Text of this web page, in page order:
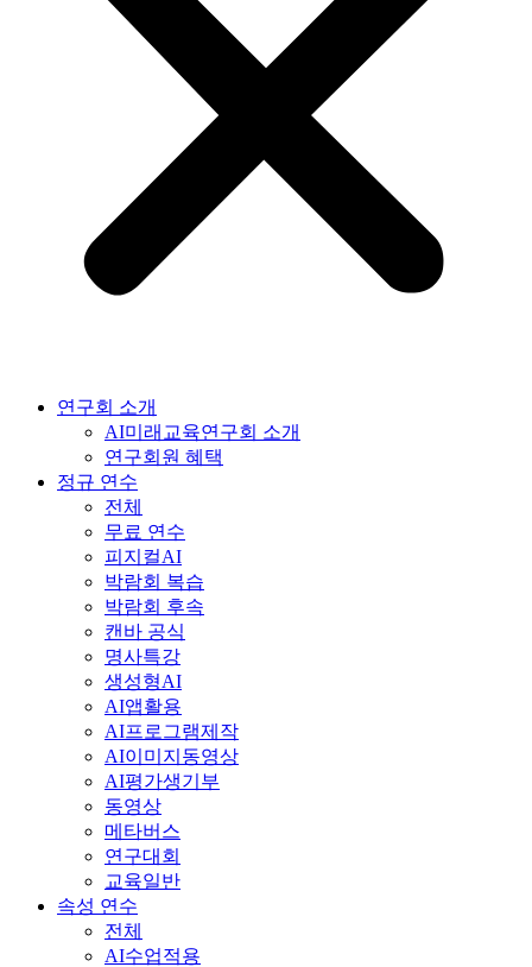
연구회 소개
AI미래교육연구회 소개
연구회원 혜택
정규 연수
전체
무료 연수
피지컬AI
박람회 복습
박람회 후속
캔바 공식
명사특강
생성형AI
AI앱활용
AI프로그램제작
AI이미지동영상
AI평가생기부
동영상
메타버스
연구대회
교육일반
속성 연수
전체
AI수업적용